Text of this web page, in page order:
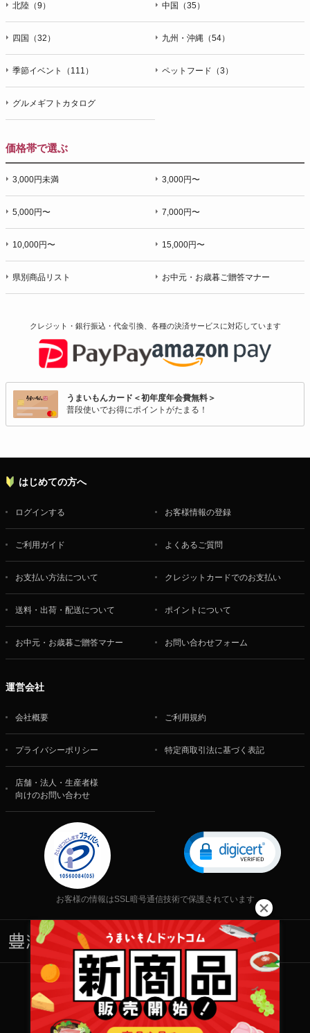
北陸（9） 中国（35）
四国（32） 九州・沖縄（54）
季節イベント（111） ペットフード（3）
グルメギフトカタログ
価格帯で選ぶ
3,000円未満 3,000円〜
5,000円〜 7,000円〜
10,000円〜 15,000円〜
県別商品リスト お中元・お歳暮ご贈答マナー
クレジット・銀行振込・代金引換、各種の決済サービスに対応しています
うまいもんカード＜初年度年会費無料＞
普段使いでお得にポイントがたまる！
はじめての方へ
ログインする お客様情報の登録
ご利用ガイド よくあるご質問
お支払い方法について クレジットカードでのお支払い
送料・出荷・配送について ポイントについて
お中元・お歳暮ご贈答マナー お問い合わせフォーム
運営会社
会社概要 ご利用規約
プライバシーポリシー 特定商取引法に基づく表記
店舗・法人・生産者様
向けのお問い合わせ
お客様の情報はSSL暗号通信技術で保護されています
株式会社 食文化
Copyright © 2001-2026 株式会社 食文化 All rights reserved.
当サイト内の文章・画像等の一切の無断転載および転用を禁じます。